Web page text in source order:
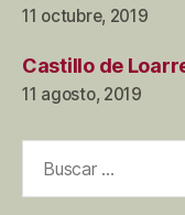
11 octubre, 2019
Castillo de
11 agosto, 2019